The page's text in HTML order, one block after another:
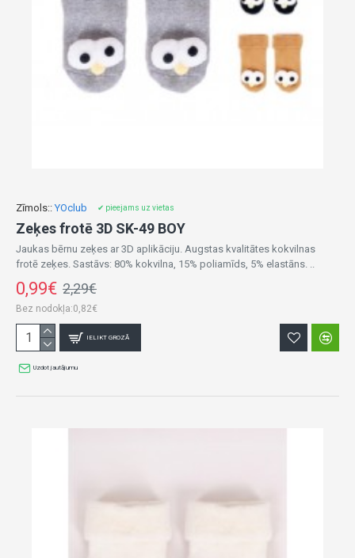
Zīmols:: YOclub ✔ pieejams uz vietas
Zeķes frotē 3D SK-49 BOY
Jaukas bērnu zeķes ar 3D aplikāciju. Augstas kvalitātes kokvilnas
frotē zeķes. Sastāvs: 80% kokvilna, 15% poliamīds, 5% elastāns. ..
0,99€ 2,29€
Bez nodokļa:0,82€
IELIKT GROZĀ
Uzdot jautājumu